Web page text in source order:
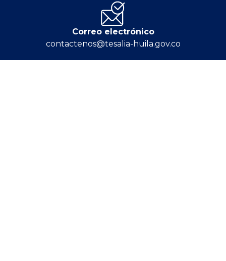
Correo electrónico
contactenos@tesalia-huila.gov.co